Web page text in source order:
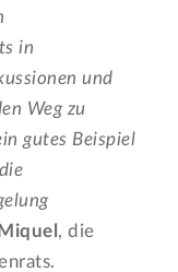
in
und
Weg zu
gutes Beispiel
, die